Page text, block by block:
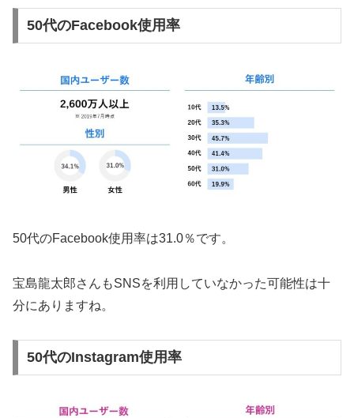
50代のFacebook使用率
50代のFacebook使用率は31.0％です。
宝島龍太郎さんもSNSを利用していなかった可能性は十
分にありますね。
50代のInstagram使用率